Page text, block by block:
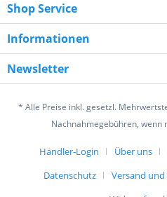
7 + 9 = ?
Ich habe die
verstanden und stimme zu. *
Mit * gekennzeichnete
Senden
Shop Service
Informationen
Newsletter
* Alle Preise inkl. gesetzl.
Nachnahmegebühren, wenn
Händler-Login Über uns
Datenschutz
Versand